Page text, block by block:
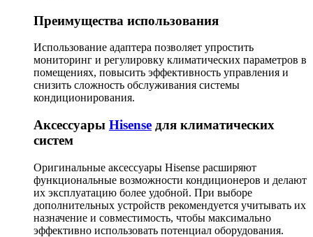
Преимущества использования
Использование адаптера позволяет упростить
мониторинг и регулировку климатических параметров в
помещениях, повысить эффективность управления и
снизить сложность обслуживания системы
кондиционирования.
Аксессуары Hisense для климатических
систем
Оригинальные аксессуары Hisense расширяют
функциональные возможности кондиционеров и делают
их эксплуатацию более удобной. При выборе
дополнительных устройств рекомендуется учитывать их
назначение и совместимость, чтобы максимально
эффективно использовать потенциал оборудования.